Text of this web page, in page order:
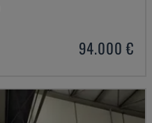
94.000 €